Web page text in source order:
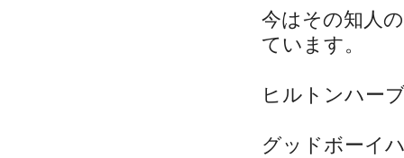
今はその知人
ています。
ヒルトンハー
グッドボーイ